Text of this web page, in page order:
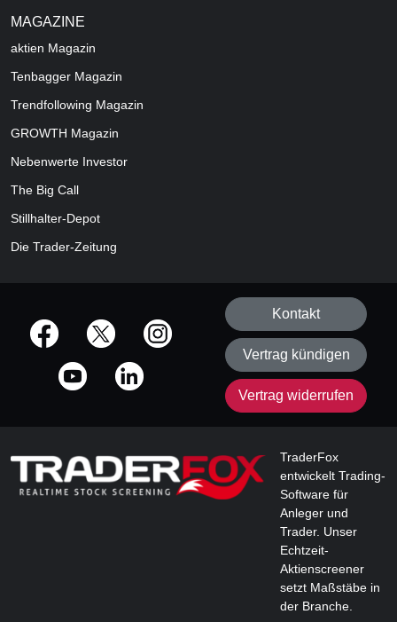
MAGAZINE
aktien Magazin
Tenbagger Magazin
Trendfollowing Magazin
GROWTH Magazin
Nebenwerte Investor
The Big Call
Stillhalter-Depot
Die Trader-Zeitung
offizielle Social Media-Accounts
Kontakt
Vertrag kündigen
Vertrag widerrufen
TraderFox
entwickelt Trading-
Software für
Anleger und
Trader. Unser
Echtzeit-
Aktienscreener
setzt Maßstäbe in
der Branche.